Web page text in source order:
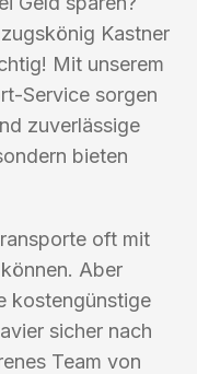
Kastner
Mit unserem
Service sorgen
zuverlässige
bieten
oft mit
Aber
kostengünstige
sicher nach
Team von